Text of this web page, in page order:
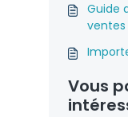
Guide
Vous